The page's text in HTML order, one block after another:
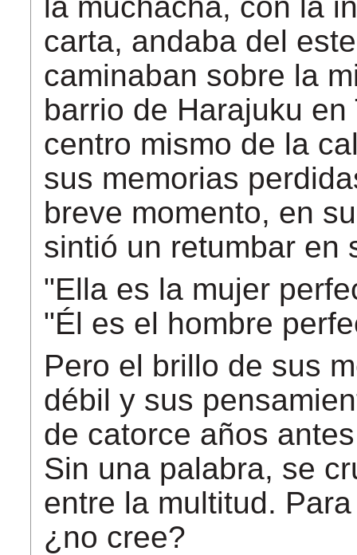
carta, andaba del
caminaban sobre la
barrio de Harajuku
centro mismo de la
sus memorias
breve momento, en
sintió un retumbar en
"Ella es la mujer
"Él es el hombre
Pero el brillo de sus
débil y sus
de catorce años
Sin una palabra, se
entre la multitud.
¿no cree?